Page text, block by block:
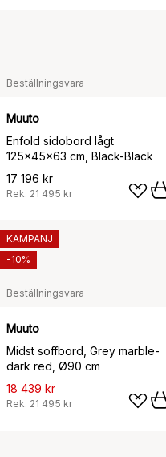
Beställningsvara
Muuto
Enfold sidobord lågt
125x45x63 cm, Black-Black
17 196 kr
Rek. 21 495 kr
Beställningsvara
Muuto
Midst soffbord, Grey marble-
dark red, Ø90 cm
18 439 kr
Rek. 21 495 kr
KAMPANJ
-10%